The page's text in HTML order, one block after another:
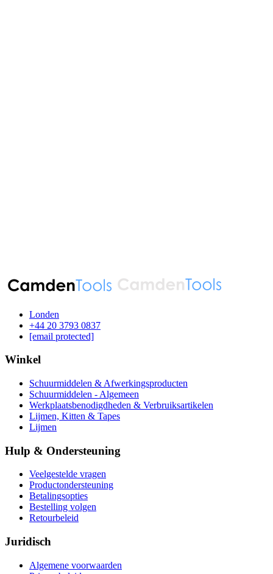
Londen
‪+44 20 3793 0837‬
[email protected]
Winkel
Schuurmiddelen & Afwerkingsproducten
Schuurmiddelen - Algemeen
Werkplaatsbenodigdheden & Verbruiksartikelen
Lijmen, Kitten & Tapes
Lijmen
Hulp & Ondersteuning
Veelgestelde vragen
Productondersteuning
Betalingsopties
Bestelling volgen
Retourbeleid
Juridisch
Algemene voorwaarden